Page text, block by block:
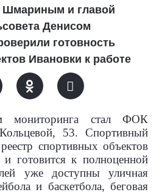
Шмариным и главой
Денисом
готовность
Ивановки к работе
мониторинга стал ФОК
53. Спортивный
спортивных объектов
готовится к полноценной
уже доступны уличная
и баскетбола, беговая